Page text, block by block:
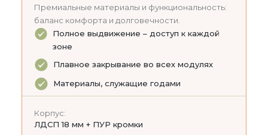
Премиальные материалы и функциональность:
баланс комфорта и долговечности.
Полное выдвижение – доступ к каждой
зоне
Плавное закрывание во всех модулях
Материалы, служащие годами
Корпус:
ЛДСП 18 мм + ПУР кромки